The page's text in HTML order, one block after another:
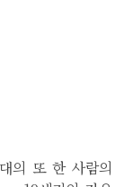
의 또 한 사람의